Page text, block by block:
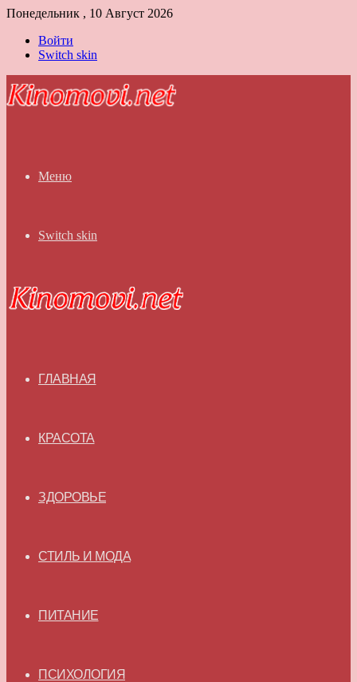
Понедельник , 10 Август 2026
Войти
Switch skin
Меню
Switch skin
ГЛАВНАЯ
КРАСОТА
ЗДОРОВЬЕ
СТИЛЬ И МОДА
ПИТАНИЕ
ПСИХОЛОГИЯ